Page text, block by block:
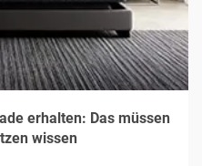
erhalten: Das müssen
wissen